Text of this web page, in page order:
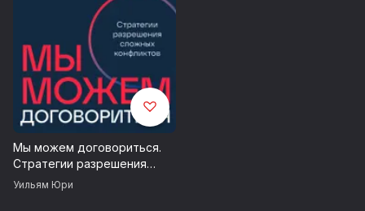
Мы можем договориться.
Стратегии разрешения
сложных конфликтов
Уильям Юри